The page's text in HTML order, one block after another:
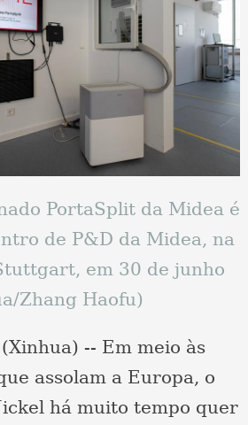
PortaSplit da Midea é
de P&D da Midea, na
em 30 de junho
Zhang Haofu)
-- Em meio às
assolam a Europa, o
há muito tempo quer